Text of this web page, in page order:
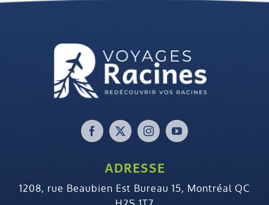
ADRESSE
1208, rue Beaubien Est Bureau 15, Montréal QC